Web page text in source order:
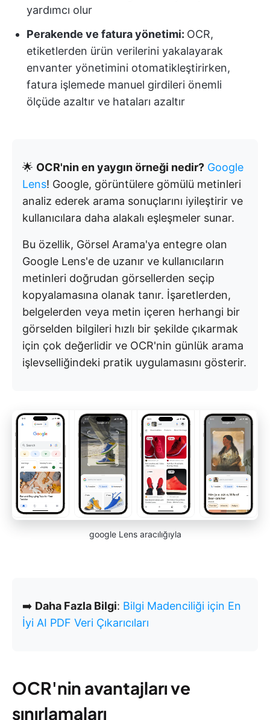
yardımcı olur
Perakende ve fatura yönetimi: OCR,
etiketlerden ürün verilerini yakalayarak
envanter yönetimini otomatikleştirirken,
fatura işlemede manuel girdileri önemli
ölçüde azaltır ve hataları azaltır
🌟 OCR'nin en yaygın örneği nedir? Google
Lens! Google, görüntülere gömülü metinleri
analiz ederek arama sonuçlarını iyileştirir ve
kullanıcılara daha alakalı eşleşmeler sunar.
Bu özellik, Görsel Arama'ya entegre olan
Google Lens'e de uzanır ve kullanıcıların
metinleri doğrudan görsellerden seçip
kopyalamasına olanak tanır. İşaretlerden,
belgelerden veya metin içeren herhangi bir
görselden bilgileri hızlı bir şekilde çıkarmak
için çok değerlidir ve OCR'nin günlük arama
işlevselliğindeki pratik uygulamasını gösterir.
google Lens aracılığıyla
➡️ Daha Fazla Bilgi: Bilgi Madenciliği için En
İyi AI PDF Veri Çıkarıcıları
OCR'nin avantajları ve
sınırlamaları